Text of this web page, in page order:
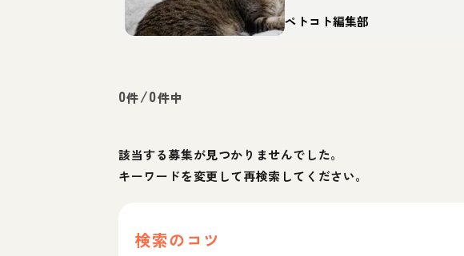
の特徴・迎え方
ペトコト編集部
0件/0件中
該当する募集が見つかりませんでした。
キーワードを変更して再検索してください。
検索のコツ